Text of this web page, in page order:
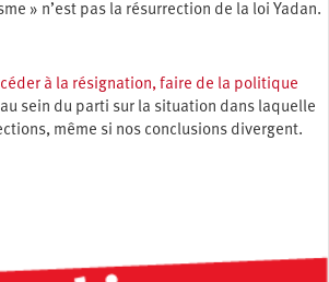
» n’est pas la résurrection de la loi Yadan.
à la résignation, faire de la politique
sein du parti sur la situation dans laquelle
même si nos conclusions divergent.